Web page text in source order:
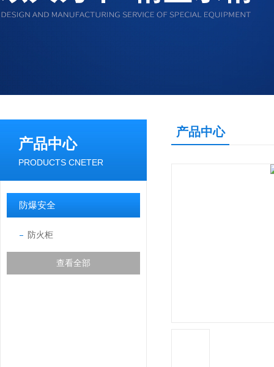
产品中心
PRODUCTS CNETER
防爆安全
防火柜
查看全部
产品中心